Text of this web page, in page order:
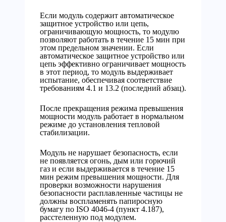
Если модуль содержит автоматическое
защитное устройство или цепь,
ограничивающую мощность, то модулю
позволяют работать в течение 15 мин при
этом предельном значении. Если
автоматическое защитное устройство или
цепь эффективно ограничивает мощность
в этот период, то модуль выдерживает
испытание, обеспечивая соответствие
требованиям 4.1 и 13.2 (последний абзац).
После прекращения режима превышения
мощности модуль работает в нормальном
режиме до установления тепловой
стабилизации.
Модуль не нарушает безопасность, если
не появляется огонь, дым или горючий
газ и если выдерживается в течение 15
мин режим превышения мощности. Для
проверки возможности нарушения
безопасности расплавленные частицы не
должны воспламенять папиросную
бумагу по ISO 4046-4 (пункт 4.187),
расстеленную под модулем.